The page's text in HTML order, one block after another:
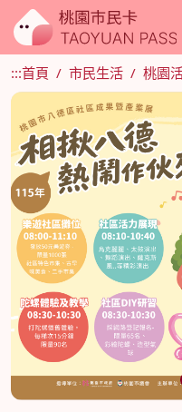
:::首頁 市民生活 桃園